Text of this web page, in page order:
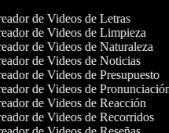
de Videos de Letras
de Videos de Limpieza
de Videos de Naturaleza
de Videos de Noticias
de Videos de Presupuesto
de Videos de Pronunciación
de Videos de Reacción
de Videos de Recorridos